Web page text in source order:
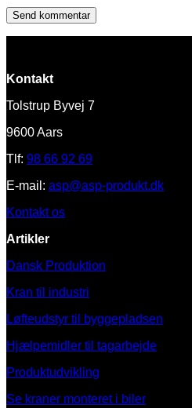
Kontakt
Tolstrup Byvej 7
9600 Aars
Tlf: 98 66 92 69
E-mail: asp@asp-produkt.dk
Kontakt os
Artikler
Dansk Produktion
Kran til industri
Løfteudstyr til byggepladsen
Hjælpemidler til tagarbejde
Produktudvikling
Se kraner monteret i biler